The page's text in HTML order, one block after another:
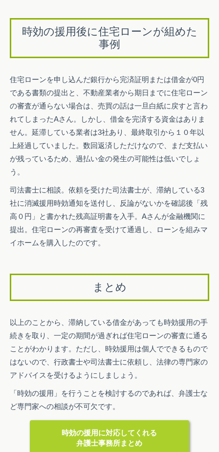
時効の援用後に住宅ローンが組めた
事例
住宅ローンを申し込んだ銀行から完済証明または借金が0円
である書類の提出と、不動産業者から期日までに住宅ローン
の審査が通らない場合は、売買の話は一旦白紙に戻すと言わ
れてしまったAさん。しかし、借金を完済する資金はありま
せん。延滞している業者は3社あり、最終取引から１０年以
上経過していました。数回返済しただけなので、まだ支払い
が残っているため、過払い金の発生の可能性は低いでしょ
う。
司法書士に相談。依頼を受けた司法書士が、滞納している3
社に消滅援用時効通知を送付し、反論がないかを確認後「残
高０円」と書かれた残高証明書を入手。Aさんが金融機関に
提出。住宅ローンの再審査を受けて通過し、ローンを組みマ
イホームを購入したのです。
まとめ
以上のことから、滞納している借金があっても時効援用の手
続きを取り、一定の期間が過ぎれば住宅ローンの審査に通る
ことがわかります。ただし、時効援用は個人でできるもので
はないので、行政書士や司法書士に依頼し、法律の専門家の
アドバイスを受けるようにしましょう。
「時効の援用」を行うことを検討するのであれば、弁護士な
ど専門家への相談が不可欠です。
時効の援用に対応してくれる
弁護士事務所まとめ